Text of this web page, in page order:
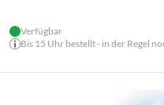
Verfügbar
Bis 15 Uhr bestellt - in der Regel